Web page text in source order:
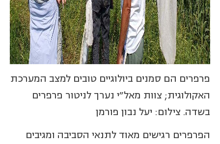
פרפרים הם סמנים ביולוגיים טובים למצב המערכת
האקולוגית; צוות מאל"י נערך לניטור פרפרים
בשדה. צילום: יעל נבון פורמן
הפרפרים רגישים מאוד לתנאי הסביבה ומגיבים